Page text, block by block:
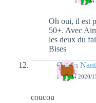
Oh oui, il est
50+. Avec
les deux du
Bises
Girls'n
11 JUIN 2020/
coucou